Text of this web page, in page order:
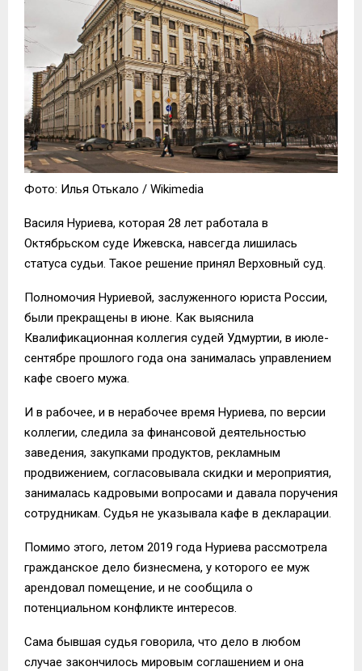
Фото: Илья Отькало / Wikimedia
Василя Нуриева, которая 28 лет работала в
Октябрьском суде Ижевска, навсегда лишилась
статуса судьи. Такое решение принял Верховный суд.
Полномочия Нуриевой, заслуженного юриста России,
были прекращены в июне. Как выяснила
Квалификационная коллегия судей Удмуртии, в июле-
сентябре прошлого года она занималась управлением
кафе своего мужа.
И в рабочее, и в нерабочее время Нуриева, по версии
коллегии, следила за финансовой деятельностью
заведения, закупками продуктов, рекламным
продвижением, согласовывала скидки и мероприятия,
занималась кадровыми вопросами и давала поручения
сотрудникам. Судья не указывала кафе в декларации.
Помимо этого, летом 2019 года Нуриева рассмотрела
гражданское дело бизнесмена, у которого ее муж
арендовал помещение, и не сообщила о
потенциальном конфликте интересов.
Сама бывшая судья говорила, что дело в любом
случае закончилось мировым соглашением и она